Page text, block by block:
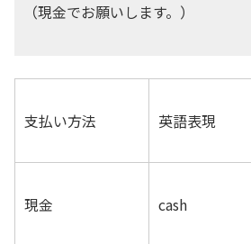
（現金でお願いします。）
支払い方法 英語表現
現金 cash